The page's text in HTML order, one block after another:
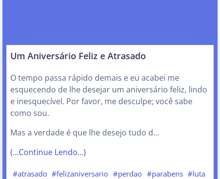
Um Aniversário Feliz e Atrasado
O tempo passa rápido demais e eu acabei me
esquecendo de lhe desejar um aniversário feliz, lindo
e inesquecível. Por favor, me desculpe; você sabe
como sou.
Mas a verdade é que lhe desejo tudo d…
(…Continue Lendo…)
#atrasado #felizaniversario #perdao #parabens #luta